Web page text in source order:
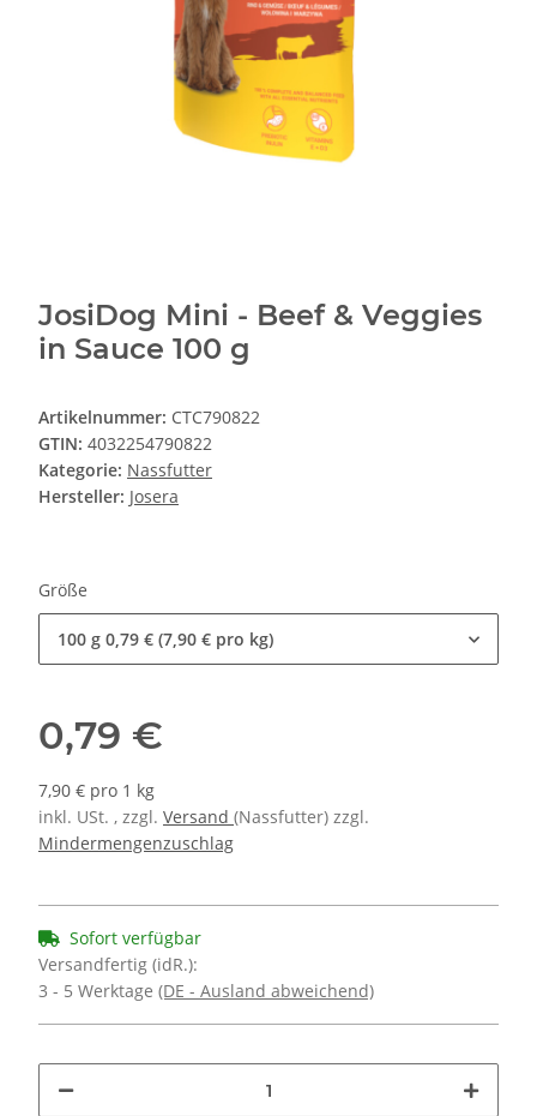
JosiDog Mini - Beef & Veggies
in Sauce 100 g
Artikelnummer: CTC790822
GTIN: 4032254790822
Kategorie: Nassfutter
Hersteller: Josera
Größe
100 g 0,79 € (7,90 € pro kg)
0,79 €
7,90 € pro 1 kg
inkl. USt. , zzgl. Versand (Nassfutter) zzgl.
Mindermengenzuschlag
Sofort verfügbar
Versandfertig (idR.):
3 - 5 Werktage (DE - Ausland abweichend)